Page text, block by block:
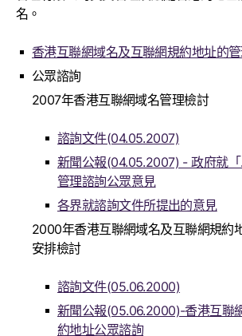
名。
香港互聯網域名及互聯網規約地址的
公眾諮詢
2007年香港互聯網域名管理檢討
諮詢文件(04.05.2007)
新聞公報(04.05.2007) - 政府就
管理諮詢公眾意見
各界就諮詢文件所提出的意見
2000年香港互聯網域名及互聯網規約
安排檢討
諮詢文件(05.06.2000)
新聞公報(05.06.2000)-香港互聯
約地址公眾諮詢